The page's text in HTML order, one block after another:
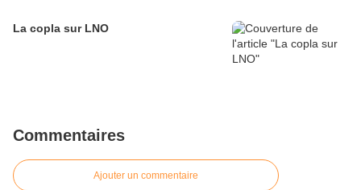
La copla sur LNO
Commentaires
Ajouter un commentaire